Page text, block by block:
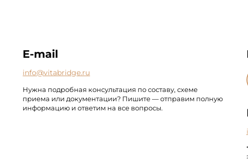
E-mail
info@vitabridge.ru
Нужна подробная консультация по составу, схеме
приема или документации? Пишите — отправим полную
информацию и ответим на все вопросы.